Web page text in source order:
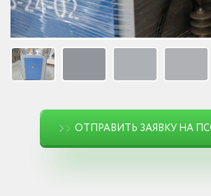
ОТПРАВИТЬ ЗАЯВКУ НА